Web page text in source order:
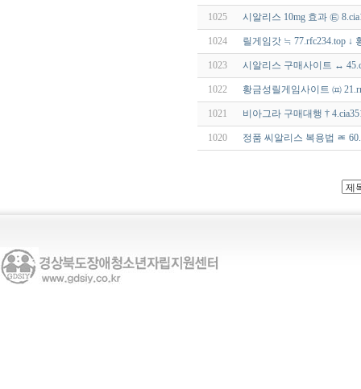
1025 시알리스 10mg 효과 ㉫
1024 릴게임갓 ≒ 77.rfc234.top ↓
1023 시알리스 구매사이트 ↔
1022 황금성릴게임사이트 ㈌
1021 비아그라 구매대행 †
1020 정품 씨알리스 복용법 ㄾ